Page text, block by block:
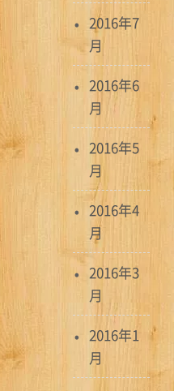
2016年7
月
2016年6
月
2016年5
月
2016年4
月
2016年3
月
2016年1
月